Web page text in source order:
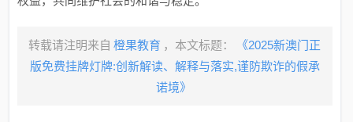
转载请注明来自 橙果教育 ，本文标题：
《2025新澳门正
版免费挂牌灯牌:创新解读、解释与落实,谨防欺诈的假承
诺境》